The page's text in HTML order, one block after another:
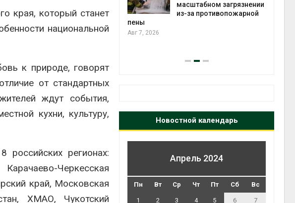
края, который станет
национальной
к природе, говорят
от стандартных
ждут события,
кухни, культуру,
регионах:
Черкесская
край, Московская
ХМАО, Чукотский
Евросоюз потребовал
защиту природы на фоне
масштабном загрязнении
из-за противопожарной
пены
Авг 7, 2026
Новостной календарь
Апрель 2024
Пн Вт Ср Чт Пт Сб Вс
1 2 3 4 5 6 7